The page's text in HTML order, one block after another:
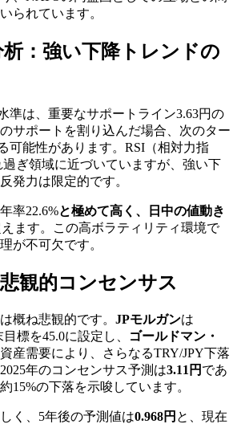
られています。
：強い下降トレンドの
準は、重要なサポートライン3.63円の
サポートを割り込んだ場合、次のター
可能性があります。RSI（相対力指
過ぎ領域に近づいていますが、強い下
発力は限定的です。
率22.6%と極めて高く、日中の値動き
ます。この高ボラティリティ環境で
が不可欠です。
観的コンセンサス
概ね悲観的です。 JPモルガンは
標を45.0に設定し、
ゴールドマン・
産需要により、さらなるTRY/JPY下落
年のコンセンサス予測は3.11円 であ
15%の下落を示唆しています。
く、5年後の予測値は0.968円 と、現在